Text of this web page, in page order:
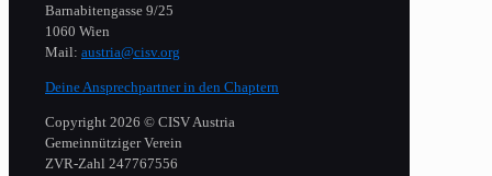
Barnabitengasse 9/25
1060 Wien
Mail: austria@cisv.org
Deine Ansprechpartner in den Chaptern
Copyright 2026 © CISV Austria
Gemeinnütziger Verein
​ZVR-Zahl 247767556